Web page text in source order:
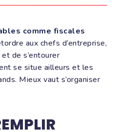
comme fiscales
aux chefs d’entreprise,
de s’entourer
se situe ailleurs et les
Mieux vaut s’organiser